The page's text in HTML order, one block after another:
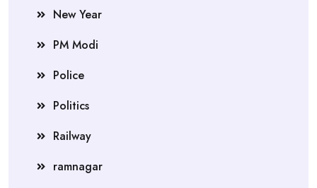
New Year
PM Modi
Police
Politics
Railway
ramnagar